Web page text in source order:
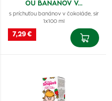
OU BANANOV V…
s príchuťou banánov v čokoláde, sir
1x100 ml
7,29 €